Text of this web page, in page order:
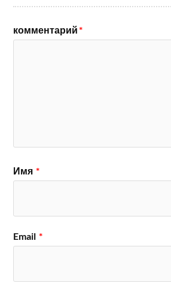
комментарий*
Имя *
Email *